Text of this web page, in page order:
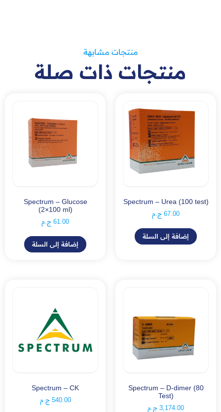
منتجات مشابهة
منتجات ذات صلة
Spectrum – Urea (100 test)
67.00 ج.م
إضافة إلى السلة
Spectrum – Glucose
(2×100 ml)
61.00 ج.م
إضافة إلى السلة
Spectrum – D-dimer (80
Test)
3,174.00 ج.م
Spectrum – CK
540.00 ج.م